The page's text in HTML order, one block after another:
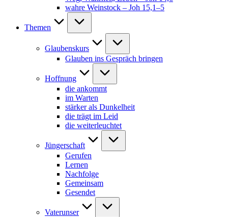
wahre Weinstock – Joh 15,1–5
Themen
Glaubenskurs
Glauben ins Gespräch bringen
Hoffnung
die ankommt
im Warten
stärker als Dunkelheit
die trägt im Leid
die weiterleuchtet
Jüngerschaft
Gerufen
Lernen
Nachfolge
Gemeinsam
Gesendet
Vaterunser